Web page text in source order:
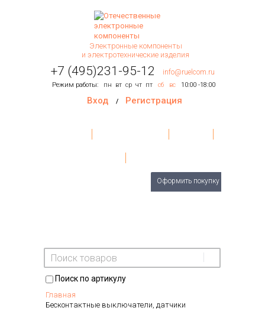
Электронные компоненты
и электротехнические изделия
+7 (495)231-95-12 info@ruelcom.ru
Режим работы: пн вт ср чт пт сб вс 10:00 -18:00
Вход / Регистрация
Оформить покупку
Поиск по артикулу
Главная
Бесконтактные выключатели, датчики